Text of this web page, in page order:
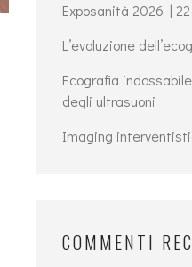
Exposanità 2026 |
L’evoluzione
Ecografia
degli ultrasuoni
Imaging
COMMENTI